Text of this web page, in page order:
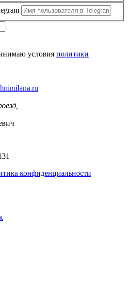
условия политики
конфиденциальности